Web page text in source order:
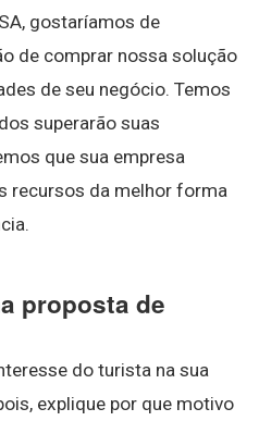
gostaríamos de
de comprar nossa solução
de seu negócio. Temos
superarão suas
que sua empresa
recursos da melhor forma
proposta de
do turista na sua
explique por que motivo